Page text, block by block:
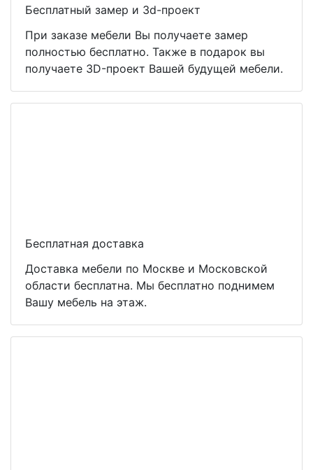
Бесплатный замер и 3d-проект
При заказе мебели Вы получаете замер
полностью бесплатно. Также в подарок вы
получаете 3D-проект Вашей будущей мебели.
Бесплатная доставка
Доставка мебели по Москве и Московской
области бесплатна. Мы бесплатно поднимем
Вашу мебель на этаж.